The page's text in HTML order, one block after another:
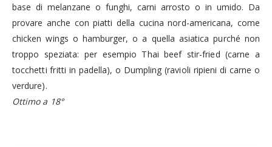
base di melanzane o funghi, carni arrosto o in umido. Da
provare anche con piatti della cucina nord-americana, come
chicken wings o hamburger, o a quella asiatica purché non
troppo speziata: per esempio Thai beef stir-fried (carne a
tocchetti fritti in padella), o Dumpling (ravioli ripieni di carne o
verdure).
Ottimo a 18°